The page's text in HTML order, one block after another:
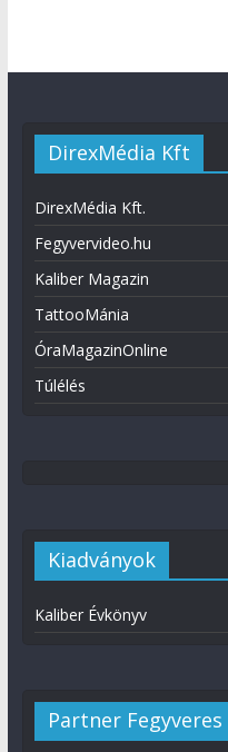
DirexMédia Kft
DirexMédia Kft.
Fegyvervideo.hu
Kaliber Magazin
TattooMánia
ÓraMagazinOnline
Túlélés
Kiadványok
Kaliber Évkönyv
Partner